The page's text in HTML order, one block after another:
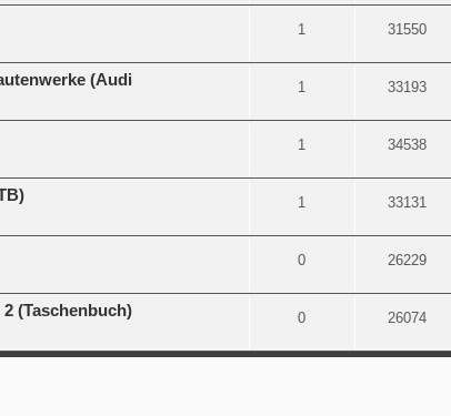
1 31550
(Audi 1 33193
1 34538
1 33131
0 26229
(Taschenbuch) 0 26074